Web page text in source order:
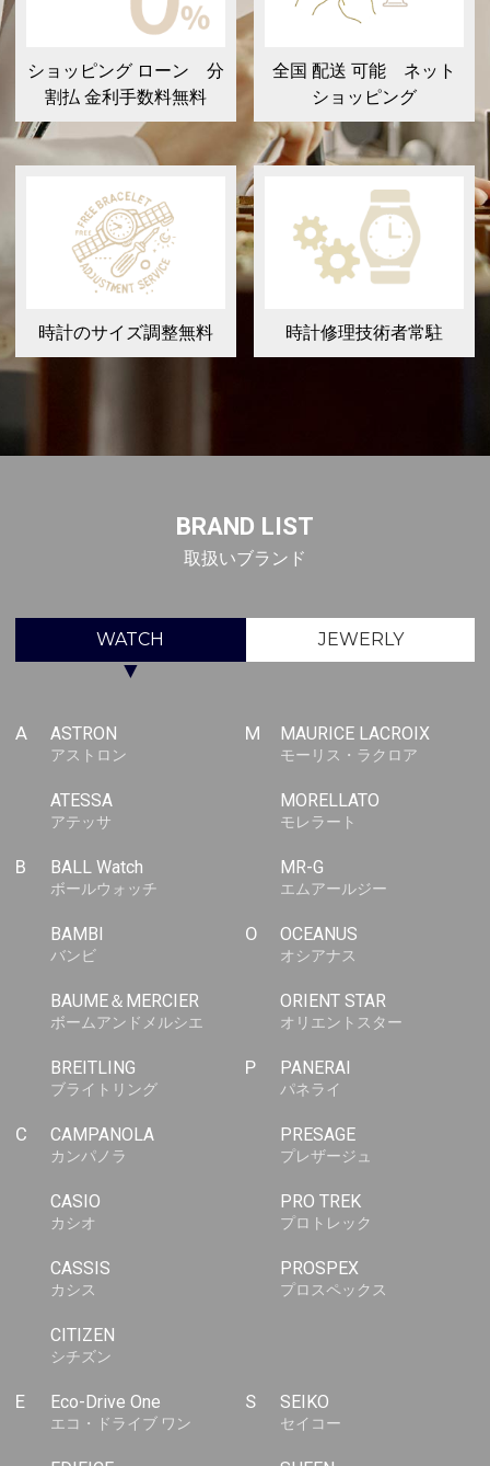
ショッピング ローン 分
割払 金利手数料無料
全国 配送 可能 ネット
ショッピング
時計のサイズ調整無料 時計修理技術者常駐
BRAND LIST
取扱いブランド
WATCH JEWERLY
▼
A ASTRON
アストロン
ATESSA
アテッサ
B BALL Watch
ボールウォッチ
BAMBI
バンビ
BAUME＆MERCIER
ボームアンドメルシエ
BREITLING
ブライトリング
C CAMPANOLA
カンパノラ
CASIO
カシオ
CASSIS
カシス
CITIZEN
シチズン
E Eco-Drive One
エコ・ドライブ ワン
M MAURICE LACROIX
モーリス・ラクロア
MORELLATO
モレラート
MR-G
エムアールジー
O OCEANUS
オシアナス
ORIENT STAR
オリエントスター
P PANERAI
パネライ
PRESAGE
プレザージュ
PRO TREK
プロトレック
PROSPEX
プロスペックス
S SEIKO
セイコー